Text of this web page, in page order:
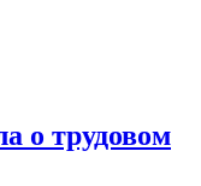
о трудовом